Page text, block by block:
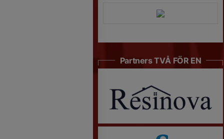
Partners TVÅ FÖR EN